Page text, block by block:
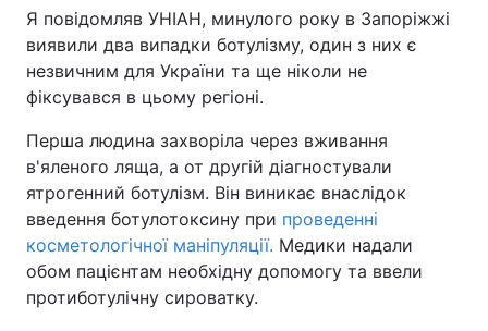
Я повідомляв УНІАН, минулого року в Запоріжжі
виявили два випадки ботулізму, один з них є
незвичним для України та ще ніколи не
фіксувався в цьому регіоні.
Перша людина захворіла через вживання
в'яленого ляща, а от другій діагностували
ятрогенний ботулізм. Він виникає внаслідок
введення ботулотоксину при проведенні
косметологічної маніпуляції. Медики надали
обом пацієнтам необхідну допомогу та ввели
протиботулічну сироватку.